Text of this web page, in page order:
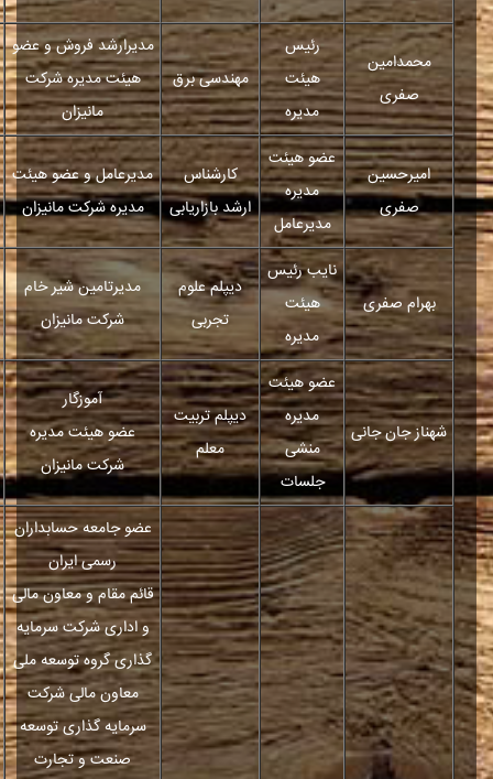
محمدامین
صفری
رئیس
هیئت
مدیره
مهندسی برق
مدیرارشد فروش و عضو
هیئت مدیره شرکت
مانیزان
امیرحسین
صفری
عضو هیئت
مدیره
مدیرعامل
کارشناس
ارشد بازاریابی
مدیرعامل و عضو هیئت
مدیره شرکت مانیزان
بهرام صفری
نایب رئیس
هیئت
مدیره
دیپلم علوم
تجربی
مدیرتامین شیر خام
شرکت مانیزان
شهناز جان جانی
عضو هیئت
مدیره
منشی
جلسات
دیپلم تربیت
معلم
آموزگار
عضو هیئت مدیره
شرکت مانیزان
عضو جامعه حسابداران
رسمی ایران
قائم مقام و معاون مالی
و اداری شرکت سرمایه
گذاری گروه توسعه ملی
معاون مالی شرکت
سرمایه گذاری توسعه
صنعت و تجارت